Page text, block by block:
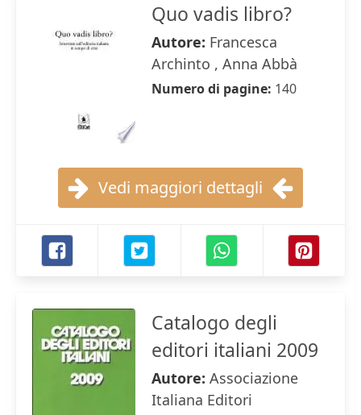
Quo vadis libro?
Autore: Francesca
Archinto , Anna Abbà
Numero di pagine: 140
Vedi maggiori dettagli
Catalogo degli
editori italiani 2009
Autore: Associazione
Italiana Editori